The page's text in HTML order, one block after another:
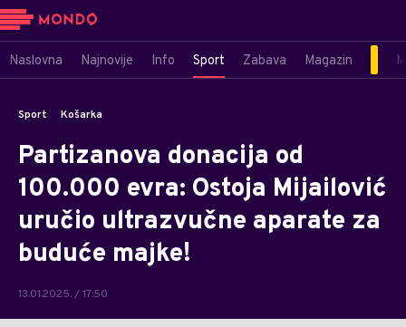
Naslovna Najnovije Info Sport Zabava Magazin
Sport Košarka
Partizanova donacija od
100.000 evra: Ostoja Mijailović
uručio ultrazvučne aparate za
buduće majke!
13.01.2025. / 17:50